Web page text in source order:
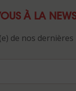
À LA
de nos